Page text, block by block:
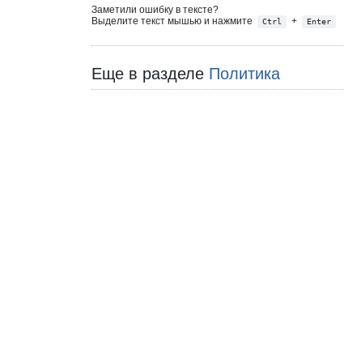
Заметили ошибку в тексте?
Выделите текст мышью и нажмите
Ctrl + Enter
Еще в разделе Политика